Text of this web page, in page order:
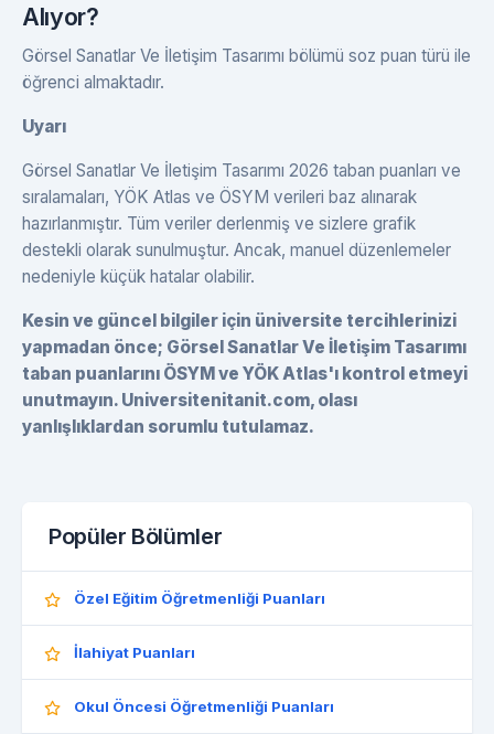
Alıyor?
Görsel Sanatlar Ve İletişim Tasarımı bölümü soz puan türü ile
öğrenci almaktadır.
Uyarı
Görsel Sanatlar Ve İletişim Tasarımı 2026 taban puanları ve
sıralamaları, YÖK Atlas ve ÖSYM verileri baz alınarak
hazırlanmıştır. Tüm veriler derlenmiş ve sizlere grafik
destekli olarak sunulmuştur. Ancak, manuel düzenlemeler
nedeniyle küçük hatalar olabilir.
Kesin ve güncel bilgiler için üniversite tercihlerinizi
yapmadan önce; Görsel Sanatlar Ve İletişim Tasarımı
taban puanlarını ÖSYM ve YÖK Atlas'ı kontrol etmeyi
unutmayın. Universitenitanit.com, olası
yanlışlıklardan sorumlu tutulamaz.
Popüler Bölümler
Özel Eğitim Öğretmenliği Puanları
İlahiyat Puanları
Okul Öncesi Öğretmenliği Puanları